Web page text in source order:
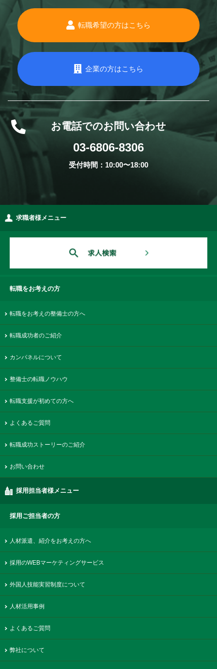
転職希望の方はこちら
企業の方はこちら
お電話でのお問い合わせ
03-6806-8306
受付時間：10:00〜18:00
求職者様メニュー
転職をお考えの方
転職をお考えの整備士の方へ
転職成功者のご紹介
カンパネルについて
整備士の転職ノウハウ
転職支援が初めての方へ
よくあるご質問
転職成功ストーリーのご紹介
お問い合わせ
採用担当者様メニュー
採用ご担当者の方
人材派遣、紹介をお考えの方へ
採用のWEBマーケティングサービス
外国人技能実習制度について
人材活用事例
よくあるご質問
弊社について